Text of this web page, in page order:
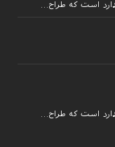
است که طراح…
است که طراح…